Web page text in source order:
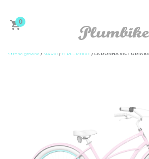
0
ZAPROJEKTUJ
Strona główna / MARKI / F1 PLUMBIKE / LA DONNA VICTORIA